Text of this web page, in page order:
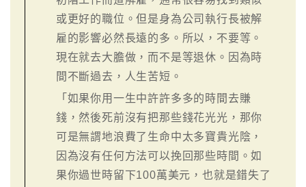
或更好的職位。但是身為公司執行長被解
雇的影響必然長遠的多。所以，不要等。
現在就去大膽做，而不是等退休。因為時
間不斷過去，人生苦短。
「如果你用一生中許許多多的時間去賺
錢，然後死前沒有把那些錢花光光，那你
可是無謂地浪費了生命中太多寶貴光陰，
因為沒有任何方法可以挽回那些時間。如
果你過世時留下100萬美元，也就是錯失了